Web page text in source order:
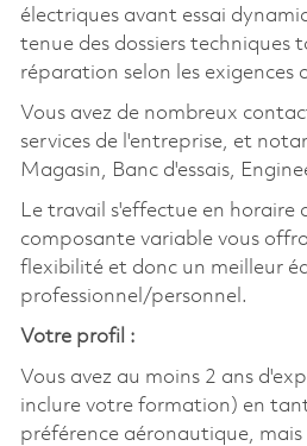
électriques avant essai
tenue des dossiers techniques
réparation selon les exigences
Vous avez de nombreux
services de l'entreprise, et
Magasin, Banc d'essais,
Le travail s'effectue en horaire
composante variable vous
flexibilité et donc un meilleur
professionnel/personnel.
Votre profil :
Vous avez au moins 2 ans
inclure votre formation) en
préférence aéronautique,